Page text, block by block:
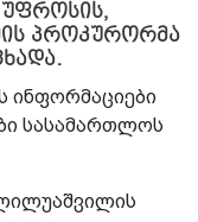
პროკურორმა
ინფორმაციები
სასამართლოს